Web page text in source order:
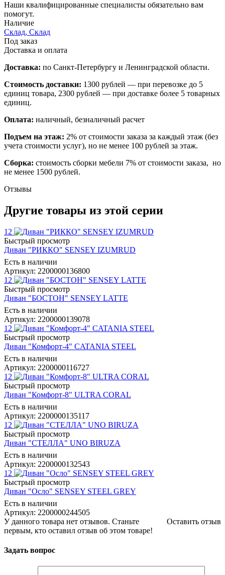
Наши квалифицированные специалисты обязательно вам
помогут.
Наличие
Склад, Склад
Под заказ
Доставка и оплата
Доставка: по Санкт-Петербургу и Ленинградской области.
Стоимость доставки: 1300 рублей — при перевозке до 5
единиц товара, 2300 рублей — при доставке более 5 товарных
единиц.
Оплата: наличный, безналичный расчет
Подъем на этаж: 2% от стоимости заказа за каждый этаж (без
учета стоимости услуг), но не менее 100 рублей за этаж.
Сборка: стоимость сборки мебели 7% от стоимости заказа, но
не менее 1500 рублей.
Отзывы
Другие товары из этой серии
12
Быстрый просмотр
Диван "РИККО" SENSEY IZUMRUD
Есть в наличии
Артикул: 2200000136800
12
Быстрый просмотр
Диван "БОСТОН" SENSEY LATTE
Есть в наличии
Артикул: 2200000139078
12
Быстрый просмотр
Диван "Комфорт-4" CATANIA STEEL
Есть в наличии
Артикул: 2200000116727
12
Быстрый просмотр
Диван "Комфорт-8" ULTRA CORAL
Есть в наличии
Артикул: 2200000135117
12
Быстрый просмотр
Диван "СТЕЛЛА" UNO BIRUZA
Есть в наличии
Артикул: 2200000132543
12
Быстрый просмотр
Диван "Осло" SENSEY STEEL GREY
Есть в наличии
Артикул: 2200000244505
Оставить отзыв
У данного товара нет отзывов. Станьте
первым, кто оставил отзыв об этом товаре!
Задать вопрос